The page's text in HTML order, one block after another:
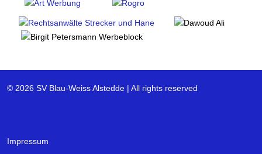
© 2026 SV Blau-Weiss Alstedde | All rights reserved
Impressum